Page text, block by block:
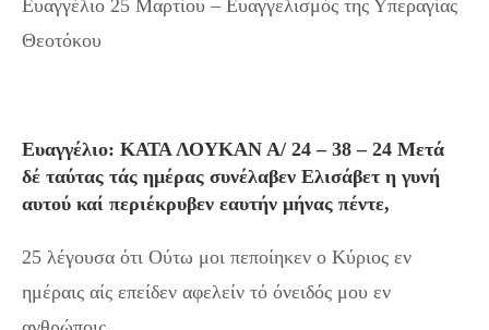
Ευαγγέλιο 25 Μαρτίου – Ευαγγελισμός της Υπεραγίας
Θεοτόκου
Ευαγγέλιο: ΚΑΤΑ ΛΟΥΚΑΝ Α/ 24 – 38 – 24 Μετά
δέ ταύτας τάς ημέρας συνέλαβεν Ελισάβετ η γυνή
αυτού καί περιέκρυβεν εαυτήν μήνας πέντε,
25 λέγουσα ότι Ούτω μοι πεποίηκεν ο Κύριος εν
ημέραις αίς επείδεν αφελείν τό όνειδός μου εν